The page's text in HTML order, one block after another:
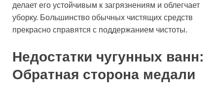
делает его устойчивым к загрязнениям и облегчает
уборку. Большинство обычных чистящих средств
прекрасно справятся с поддержанием чистоты.
Недостатки чугунных ванн:
Обратная сторона медали